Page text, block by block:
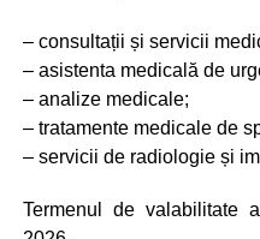
– consultații și servicii
– asistenta medicală de
– analize medicale;
– tratamente medicale de
– servicii de radiologie și
Termenul de valabilitate